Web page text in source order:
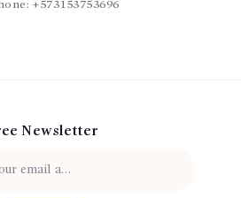
+573153753696
Newsletter